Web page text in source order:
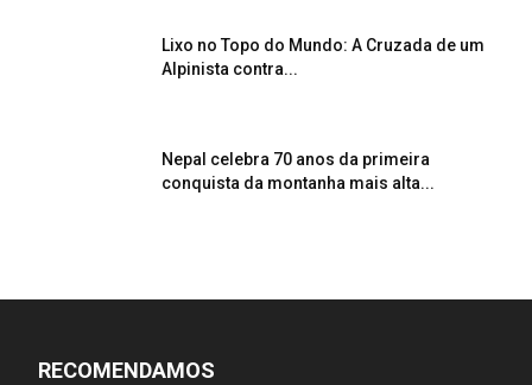
Lixo no Topo do Mundo: A Cruzada de um
Alpinista contra...
Nepal celebra 70 anos da primeira
conquista da montanha mais alta...
RECOMENDAMOS